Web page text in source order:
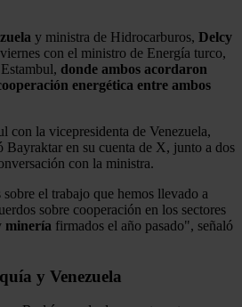
y ministra de Hidrocarburos, Delcy
con el ministro de Energía turco,
donde ambos acordaron
energética entre ambos
con la vicepresidenta de Venezuela,
en su cuenta de X, junto a dos
con la ministra.
el trabajo que hemos llevado a
sobre cooperación en los sectores
minería firmados el año pasado", señaló
y Venezuela